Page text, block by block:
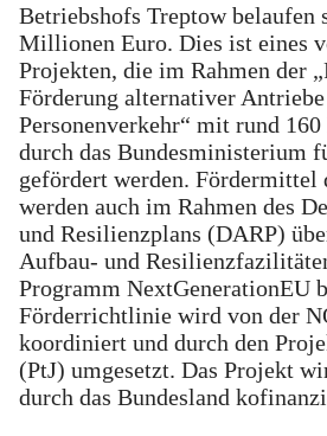
Betriebshofs Treptow belaufen
Millionen Euro. Dies ist eines
Projekten, die im Rahmen der
Förderung alternativer
Personenverkehr“ mit rund
durch das Bundesministerium
gefördert werden. Fördermittel
werden auch im Rahmen des
und Resilienzplans (DARP)
Aufbau- und
Programm NextGenerationEU
Förderrichtlinie wird von der
koordiniert und durch den
(PtJ) umgesetzt. Das Projekt
durch das Bundesland